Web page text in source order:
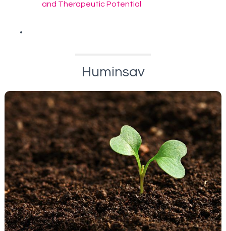
and Therapeutic Potential
Huminsav